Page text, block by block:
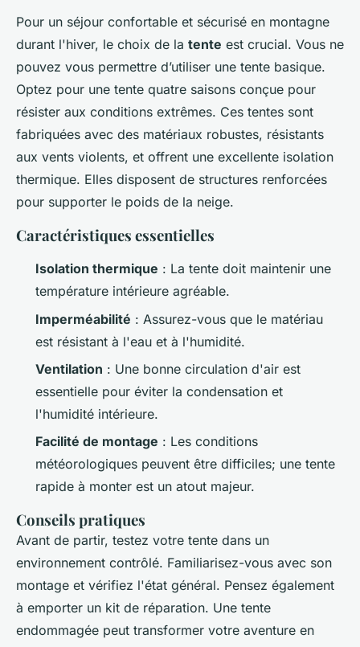
Pour un séjour confortable et sécurisé en montagne
durant l'hiver, le choix de la tente est crucial. Vous ne
pouvez vous permettre d’utiliser une tente basique.
Optez pour une tente quatre saisons conçue pour
résister aux conditions extrêmes. Ces tentes sont
fabriquées avec des matériaux robustes, résistants
aux vents violents, et offrent une excellente isolation
thermique. Elles disposent de structures renforcées
pour supporter le poids de la neige.
Caractéristiques essentielles
Isolation thermique : La tente doit maintenir une
température intérieure agréable.
Imperméabilité : Assurez-vous que le matériau
est résistant à l'eau et à l'humidité.
Ventilation : Une bonne circulation d'air est
essentielle pour éviter la condensation et
l'humidité intérieure.
Facilité de montage : Les conditions
météorologiques peuvent être difficiles; une tente
rapide à monter est un atout majeur.
Conseils pratiques
Avant de partir, testez votre tente dans un
environnement contrôlé. Familiarisez-vous avec son
montage et vérifiez l'état général. Pensez également
à emporter un kit de réparation. Une tente
endommagée peut transformer votre aventure en